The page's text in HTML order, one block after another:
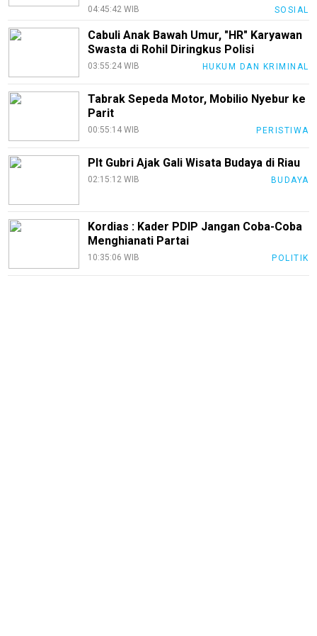
04:45:42 WIB SOSIAL
Cabuli Anak Bawah Umur, "HR" Karyawan
Swasta di Rohil Diringkus Polisi
03:55:24 WIB HUKUM DAN KRIMINAL
Tabrak Sepeda Motor, Mobilio Nyebur ke
Parit
00:55:14 WIB PERISTIWA
Plt Gubri Ajak Gali Wisata Budaya di Riau
02:15:12 WIB BUDAYA
Kordias : Kader PDIP Jangan Coba-Coba
Menghianati Partai
10:35:06 WIB POLITIK